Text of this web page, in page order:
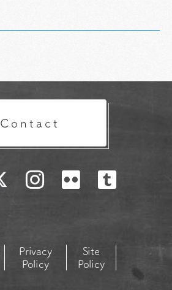
Contact
Privacy
Policy
Site
Policy